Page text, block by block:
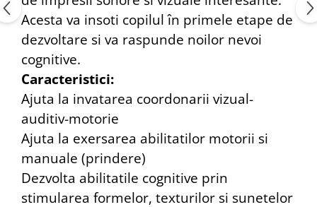
Acesta va insoti copilul în primele etape de
dezvoltare si va raspunde noilor nevoi
cognitive.
Caracteristici:
Ajuta la invatarea coordonarii vizual-
auditiv-motorie
Ajuta la exersarea abilitatilor motorii si
manuale (prindere)
Dezvolta abilitatile cognitive prin
stimularea formelor, texturilor si sunetelor